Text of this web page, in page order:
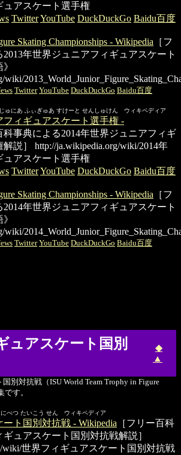
ュアスケート選手権
TwitterYouTube DuckDuckGo Baidu百度
Skating Championships - Wikipedia ［フ
年世界ジュニアフィギュアスケート
wiki/
Twitter YouTube DuckDuckGo Baidu百度
ゅにあ ふぃぎゅあ すけーと せんしゅけん ウィキペディア
フィギュアスケート選手権 -
科事典による2014年世界ジュニアフィギ
説］
http://ja.wikipedia.org/wiki/2014年
ュアスケート選手権
TwitterYouTube DuckDuckGo Baidu百度
Skating Championships - Wikipedia ［フ
年世界ジュニアフィギュアスケート
wiki/
Twitter YouTube DuckDuckGo Baidu百度
ュアスケート国別
◆
▲
別対抗戦（ISU World Team Trophy in Figure
す。
べつ たいこう せん ウィキペディア
ト国別対抗戦 - Wikipedia ［フリー百科
ュアスケート国別対抗戦解説］
wiki/世界フィギュアスケート国別対抗戦